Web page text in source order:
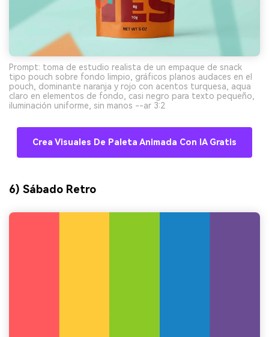
Prompt: toma de estudio realista de un empaque de snack
tipo pouch sobre fondo limpio, gráficos planos audaces en el
pouch, dominante naranja y rojo con acentos turquesa, aqua
claro en elementos de fondo, casi negro para texto pequeño,
iluminación uniforme, sin manos --ar 3:2
Crea Visuales De Paleta Animada Con IA Gratis
6) Sábado Retro